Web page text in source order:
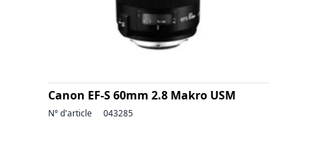
Canon EF-S 60mm 2.8 Makro USM
N° d'article 043285